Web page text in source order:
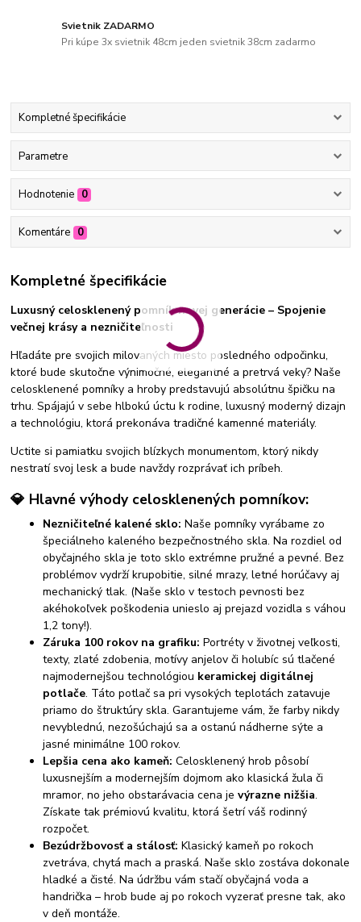
Svietnik ZADARMO
Pri kúpe 3x svietnik 48cm jeden svietnik 38cm zadarmo
Kompletné špecifikácie
Parametre
Hodnotenie 0
Komentáre 0
Kompletné špecifikácie
Luxusný celosklenený pomník novej generácie – Spojenie
večnej krásy a nezničiteľnosti
Hľadáte pre svojich milovaných miesto posledného odpočinku,
ktoré bude skutočne výnimočné, elegantné a pretrvá veky? Naše
celosklenené pomníky a hroby predstavujú absolútnu špičku na
trhu. Spájajú v sebe hlbokú úctu k rodine, luxusný moderný dizajn
a technológiu, ktorá prekonáva tradičné kamenné materiály.
Uctite si pamiatku svojich blízkych monumentom, ktorý nikdy
nestratí svoj lesk a bude navždy rozprávať ich príbeh.
💎 Hlavné výhody celosklenených pomníkov:
Nezničiteľné kalené sklo: Naše pomníky vyrábame zo
špeciálneho kaleného bezpečnostného skla. Na rozdiel od
obyčajného skla je toto sklo extrémne pružné a pevné. Bez
problémov vydrží krupobitie, silné mrazy, letné horúčavy aj
mechanický tlak. (Naše sklo v testoch pevnosti bez
akéhokoľvek poškodenia unieslo aj prejazd vozidla s váhou
1,2 tony!).
Záruka 100 rokov na grafiku: Portréty v životnej veľkosti,
texty, zlaté zdobenia, motívy anjelov či holubíc sú tlačené
najmodernejšou technológiou keramickej digitálnej
potlače. Táto potlač sa pri vysokých teplotách zatavuje
priamo do štruktúry skla. Garantujeme vám, že farby nikdy
nevyblednú, nezošúchajú sa a ostanú nádherne sýte a
jasné minimálne 100 rokov.
Lepšia cena ako kameň: Celosklenený hrob pôsobí
luxusnejším a modernejším dojmom ako klasická žula či
mramor, no jeho obstarávacia cena jevýrazne nižšia.
Získate tak prémiovú kvalitu, ktorá šetrí váš rodinný
rozpočet.
Bezúdržbovosť a stálosť: Klasický kameň po rokoch
zvetráva, chytá mach a praská. Naše sklo zostáva dokonale
hladké a čisté. Na údržbu vám stačí obyčajná voda a
handrička – hrob bude aj po rokoch vyzerať presne tak, ako
v deň montáže.